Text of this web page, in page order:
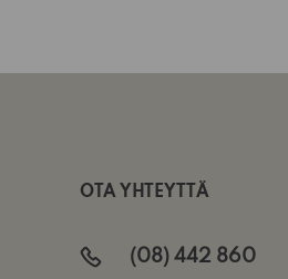
OTA YHTEYTTÄ
(08) 442 860